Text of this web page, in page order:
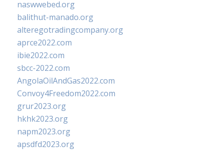
naswwebed.org
balithut-manado.org
alteregotradingcompany.org
aprce2022.com
ibie2022.com
sbcc-2022.com
AngolaOilAndGas2022.com
Convoy4Freedom2022.com
grur2023.org
hkhk2023.org
napm2023.org
apsdfd2023.org